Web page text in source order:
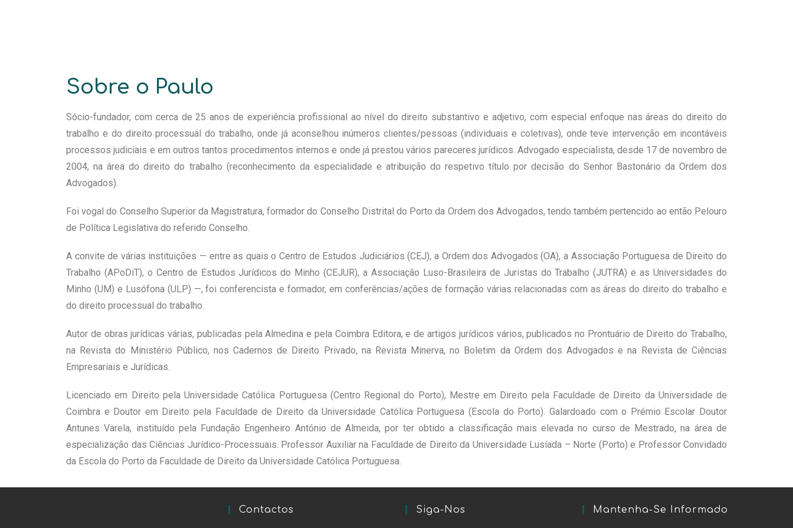
Sobre o Paulo
Sócio-fundador, com cerca de 25 anos de experiência profissional ao nível do direito substantivo e adjetivo, com especial enfoque nas áreas do direito do
trabalho e do direito processual do trabalho, onde já aconselhou inúmeros clientes/pessoas (individuais e coletivas), onde teve intervenção em incontáveis
processos judiciais e em outros tantos procedimentos internos e onde já prestou vários pareceres jurídicos. Advogado especialista, desde 17 de novembro de
2004, na área do direito do trabalho (reconhecimento da especialidade e atribuição do respetivo título por decisão do Senhor Bastonário da Ordem dos
Advogados).
Foi vogal do Conselho Superior da Magistratura, formador do Conselho Distrital do Porto da Ordem dos Advogados, tendo também pertencido ao então Pelouro
de Política Legislativa do referido Conselho.
A convite de várias instituições — entre as quais o Centro de Estudos Judiciários (CEJ), a Ordem dos Advogados (OA), a Associação Portuguesa de Direito do
Trabalho (APoDiT), o Centro de Estudos Jurídicos do Minho (CEJUR), a Associação Luso-Brasileira de Juristas do Trabalho (JUTRA) e as Universidades do
Minho (UM) e Lusófona (ULP) —, foi conferencista e formador, em conferências/ações de formação várias relacionadas com as áreas do direito do trabalho e
do direito processual do trabalho.
Autor de obras jurídicas várias, publicadas pela Almedina e pela Coimbra Editora, e de artigos jurídicos vários, publicados no Prontuário de Direito do Trabalho,
na Revista do Ministério Público, nos Cadernos de Direito Privado, na Revista Minerva, no Boletim da Ordem dos Advogados e na Revista de Ciências
Empresariais e Jurídicas.
Licenciado em Direito pela Universidade Católica Portuguesa (Centro Regional do Porto), Mestre em Direito pela Faculdade de Direito da Universidade de
Coimbra e Doutor em Direito pela Faculdade de Direito da Universidade Católica Portuguesa (Escola do Porto). Galardoado com o Prémio Escolar Doutor
Antunes Varela, instituído pela Fundação Engenheiro António de Almeida, por ter obtido a classificação mais elevada no curso de Mestrado, na área de
especialização das Ciências Jurídico-Processuais. Professor Auxiliar na Faculdade de Direito da Universidade Lusíada – Norte (Porto) e Professor Convidado
da Escola do Porto da Faculdade de Direito da Universidade Católica Portuguesa.
Contactos Siga-Nos Mantenha-Se Informado